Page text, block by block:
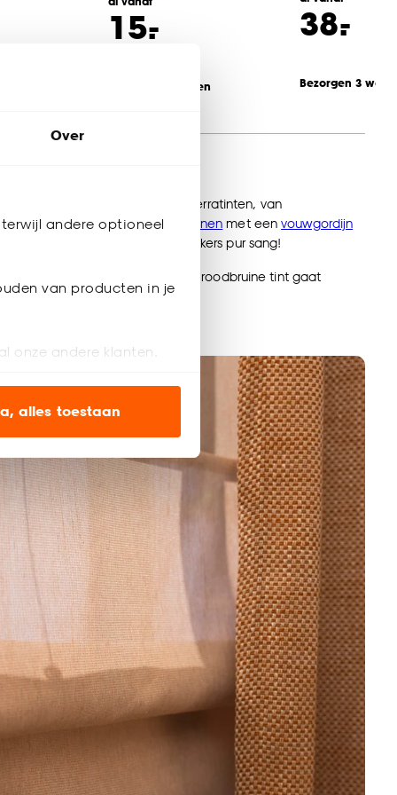
Over
andere optioneel
van producten in je
onze andere klanten.
om alleen de
wel of niet te
cookieverklaring.
alles toestaan
15.
-
Bezorgen 3 weken
38.
-
Bezorgen 3
je prachtige
in terratinten, van
stof. Combineer jeterra gordijnen met eenvouwgordijn
zijn omgetoverd tot sfeermakers pur sang!
? De roodbruine tint gaat